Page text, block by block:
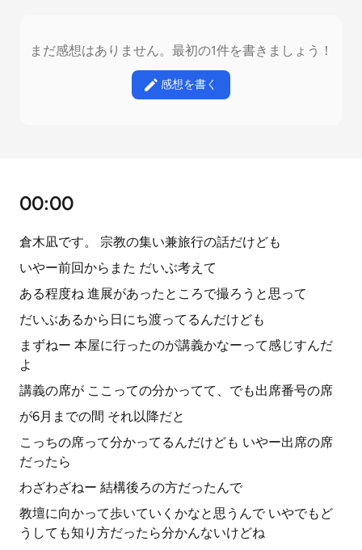
まだ感想はありません。最初の1件を書きましょう！
感想を書く
00:00
倉木凪です。 宗教の集い兼旅行の話だけども
いやー前回からまた だいぶ考えて
ある程度ね 進展があったところで撮ろうと思って
だいぶあるから日にち渡ってるんだけども
まずねー 本屋に行ったのが講義かなーって感じすんだ
よ
講義の席が ここっての分かってて、でも出席番号の席
が6月までの間 それ以降だと
こっちの席って分かってるんだけども いやー出席の席
だったら
わざわざねー 結構後ろの方だったんで
教壇に向かって歩いていくかなと思うんで いやでもど
うしても知り方だったら分かんないけどね